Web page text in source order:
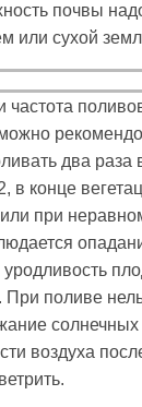
почвы
или сухой
два раза
в конце
или при
уродливость
поливе
воздуха